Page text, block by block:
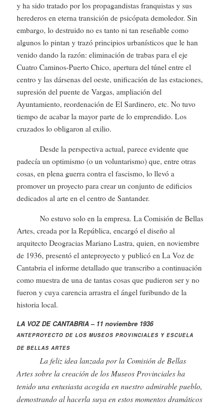
y ha sido tratado por los propagandistas franquistas y sus
herederos en eterna transición de psicópata demoledor. Sin
embargo, lo destruido no es tanto ni tan reseñable como
algunos lo pintan y trazó principios urbanísticos que le han
venido dando la razón: eliminación de trabas para el eje
Cuatro Caminos-Puerto Chico, apertura del túnel entre el
centro y las dársenas del oeste, unificación de las estaciones,
supresión del puente de Vargas, ampliación del
Ayuntamiento, reordenación de El Sardinero, etc. No tuvo
tiempo de acabar la mayor parte de lo emprendido. Los
cruzados lo obligaron al exilio.
Desde la perspectiva actual, parece evidente que
padecía un optimismo (o un voluntarismo) que, entre otras
cosas, en plena guerra contra el fascismo, lo llevó a
promover un proyecto para crear un conjunto de edificios
dedicados al arte en el centro de Santander.
No estuvo solo en la empresa. La Comisión de Bellas
Artes, creada por la República, encargó el diseño al
arquitecto Deogracias Mariano Lastra, quien, en noviembre
de 1936, presentó el anteproyecto y publicó en La Voz de
Cantabria el informe detallado que transcribo a continuación
como muestra de una de tantas cosas que pudieron ser y no
fueron y cuya carencia arrastra el ángel furibundo de la
historia local.
LA VOZ DE CANTABRIA – 11 noviembre 1936
ANTEPROYECTO DE LOS MUSEOS PROVINCIALES Y ESCUELA
DE BELLAS ARTES
La feliz idea lanzada por la Comisión de Bellas
Artes sobre la creación de los Museos Provinciales ha
tenido una entusiasta acogida en nuestro admirable pueblo,
demostrando al hacerla suya en estos momentos dramáticos